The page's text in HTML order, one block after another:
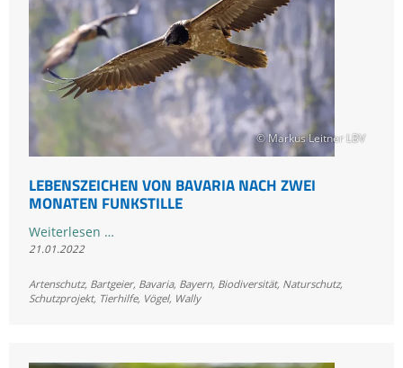
© Markus Leitner LBV
LEBENSZEICHEN VON BAVARIA NACH ZWEI
MONATEN FUNKSTILLE
Weiterlesen …Lebenszeichen
nach
Funkstille
21.01.2022
Artenschutz, Bartgeier, Bavaria, Bayern, Biodiversität, Naturschutz,
Schutzprojekt, Tierhilfe, Vögel, Wally